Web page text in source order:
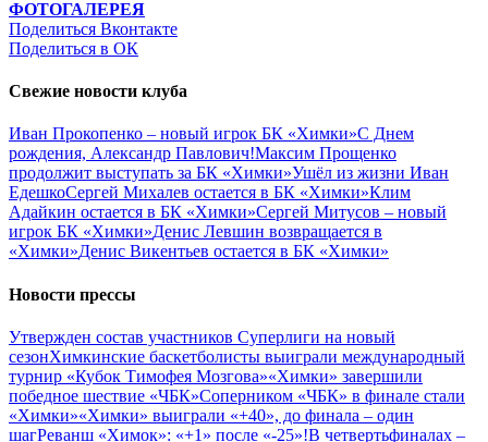
ФОТОГАЛЕРЕЯ
Поделиться Вконтакте
Поделиться в ОК
Свежие новости клуба
Иван Прокопенко – новый игрок БК «Химки»С Днем
рождения, Александр Павлович!Максим Прощенко
продолжит выступать за БК «Химки»Ушёл из жизни Иван
ЕдешкоСергей Михалев остается в БК «Химки»Клим
Адайкин остается в БК «Химки»Сергей Митусов – новый
игрок БК «Химки»Денис Левшин возвращается в
«Химки»Денис Викентьев остается в БК «Химки»
Новости прессы
Утвержден состав участников Cуперлиги на новый
сезонХимкинские баскетболисты выиграли международный
турнир «Кубок Тимофея Мозгова»«Химки» завершили
победное шествие «ЧБК»Соперником «ЧБК» в финале стали
«Химки»«Химки» выиграли «+40», до финала – один
шагРеванш «Химок»: «+1» после «-25»!В четвертьфиналах –